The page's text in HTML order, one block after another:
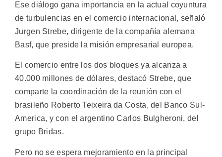
Ese diálogo gana importancia en la actual coyuntura
de turbulencias en el comercio internacional, señaló
Jurgen Strebe, dirigente de la compañía alemana
Basf, que preside la misión empresarial europea.
El comercio entre los dos bloques ya alcanza a
40.000 millones de dólares, destacó Strebe, que
comparte la coordinación de la reunión con el
brasileño Roberto Teixeira da Costa, del Banco Sul-
America, y con el argentino Carlos Bulgheroni, del
grupo Bridas.
Pero no se espera mejoramiento en la principal